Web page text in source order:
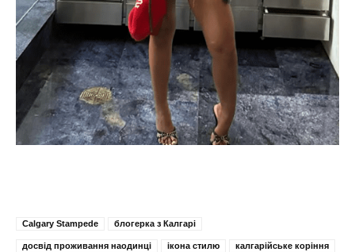
Calgary Stampede блогерка з Калгарі
досвід проживання наодинці ікона стилю калгарійське коріння